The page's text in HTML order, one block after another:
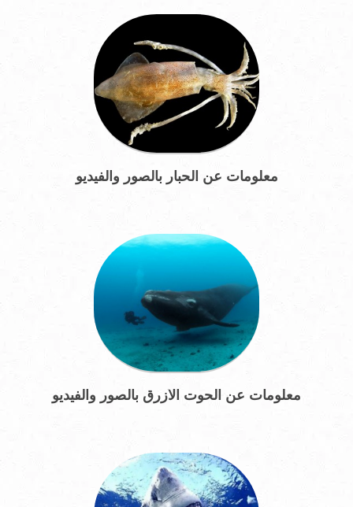
معلومات عن الحبار بالصور والفيديو
معلومات عن الحوت الأزرق بالصور والفيديو